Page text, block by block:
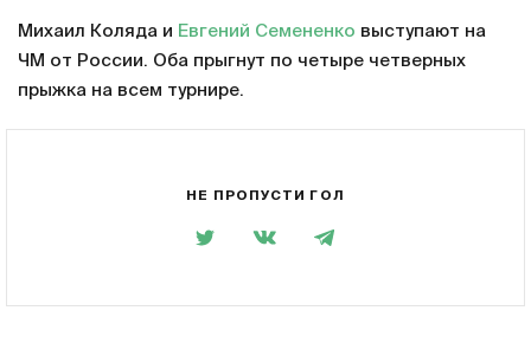
Михаил Коляда и Евгений Семененко выступают на
ЧМ от России. Оба прыгнут по четыре четверных
прыжка на всем турнире.
НЕ ПРОПУСТИ ГОЛ